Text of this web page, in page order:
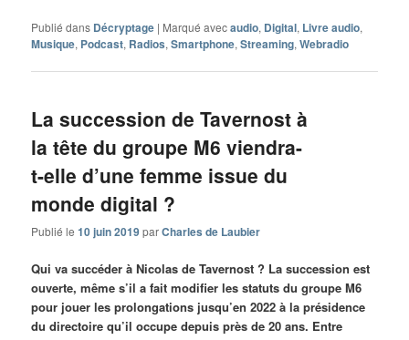
Publié dans Décryptage | Marqué avecaudio, Digital, Livre audio,
Musique, Podcast, Radios,Smartphone,Streaming,Webradio
La succession de Tavernost à
la tête du groupe M6 viendra-
t-elle d’une femme issue du
monde digital ?
Publié le10 juin 2019parCharles de Laubier
Qui va succéder à Nicolas de Tavernost ? La succession est
ouverte, même s’il a fait modifier les statuts du groupe M6
pour jouer les prolongations jusqu’en 2022 à la présidence
du directoire qu’il occupe depuis près de 20 ans. Entre